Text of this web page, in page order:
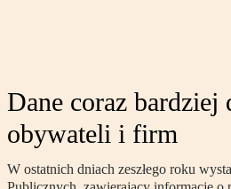
Dane coraz bardziej
obywateli i firm
W ostatnich dniach zeszłego roku